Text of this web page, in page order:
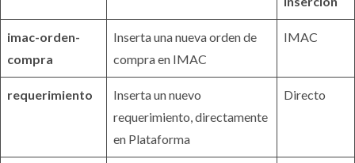
imac-orden-
compra
Inserta una nueva orden de
compra en IMAC
IMAC
requerimiento
Inserta un nuevo
requerimiento, directamente
en Plataforma
Directo